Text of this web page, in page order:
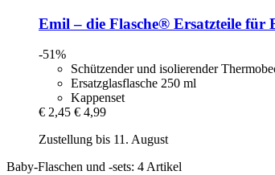
Emil – die Flasche® Ersatzteile für
-51%
Schützender und isolierender
Ersatzglasflasche 250 ml
Kappenset
€ 2,45 € 4,99
Zustellung bis 11. August
Baby-Flaschen und -sets: 4 Artikel